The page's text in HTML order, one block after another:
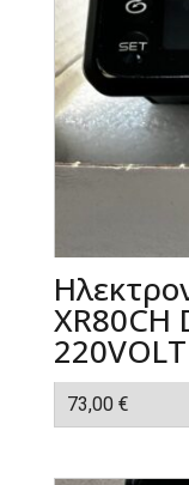
XR80CH
220VOLT
73,00 €